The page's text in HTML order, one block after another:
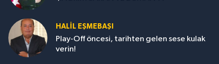
HALIL EŞMEBAŞI
Play-Off öncesi, tarihten gelen sese kulak
verin!